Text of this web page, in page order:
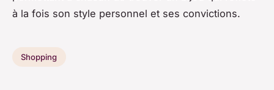
à la fois son style personnel et ses convictions.
Shopping